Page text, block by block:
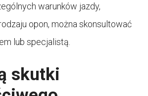
warunków jazdy,
opon, można skonsultować
lub specjalistą.
skutki